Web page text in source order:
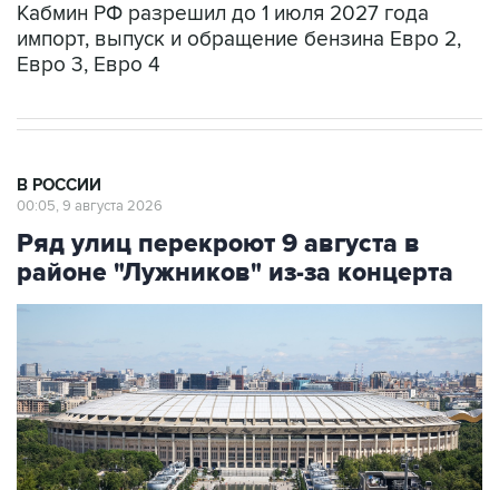
Кабмин РФ разрешил до 1 июля 2027 года
импорт, выпуск и обращение бензина Евро 2,
Евро 3, Евро 4
В РОССИИ
00:05, 9 августа 2026
Ряд улиц перекроют 9 августа в
районе "Лужников" из-за концерта